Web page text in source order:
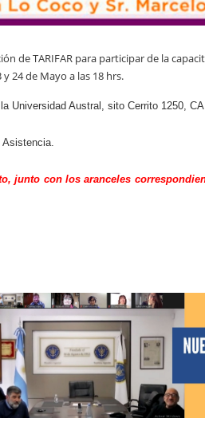
de TARIFAR para participar de la
24 de Mayo a las 18 hrs.
Universidad Austral, sito Cerrito 1250,
junto con los aranceles
29/06/2021